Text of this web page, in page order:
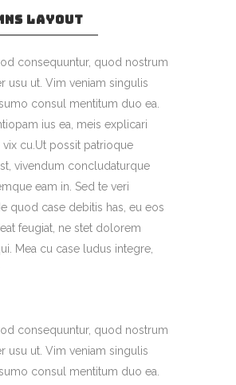
LAYOUT
consequuntur, quod nostrum
usu ut. Vim veniam singulis
consul mentitum duo ea.
ius ea, meis explicari
cu.Ut possit patrioque
vivendum concludaturque
eam in. Sed te veri
quod case debitis has, eu eos
feugiat, ne stet dolorem
Mea cu case ludus integre,
consequuntur, quod nostrum
usu ut. Vim veniam singulis
consul mentitum duo ea.